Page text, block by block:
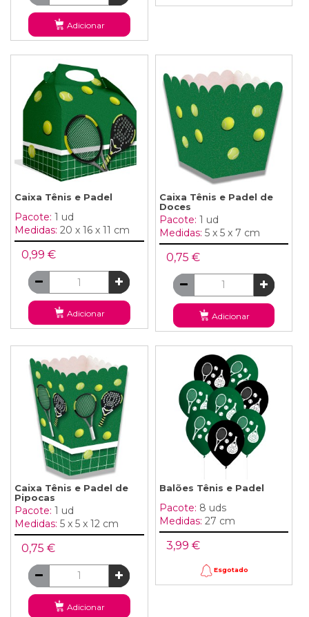
Adicionar
Caixa Tênis e Padel
Pacote: 1 ud
Medidas: 20 x 16 x 11 cm
0,99 €
Adicionar
Caixa Tênis e Padel de
Doces
Pacote: 1 ud
Medidas: 5 x 5 x 7 cm
0,75 €
Adicionar
Caixa Tênis e Padel de
Pipocas
Pacote: 1 ud
Medidas: 5 x 5 x 12 cm
0,75 €
Adicionar
Balões Tênis e Padel
Pacote: 8 uds
Medidas: 27 cm
3,99 €
Esgotado